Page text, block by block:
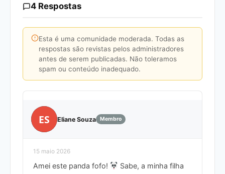
4 Respostas
Esta é uma comunidade moderada. Todas as
respostas são revistas pelos administradores
antes de serem publicadas. Não toleramos
spam ou conteúdo inadequado.
ES Eliane Souza Membro
15 maio 2026
Amei este panda fofo!
Sabe, a minha filha